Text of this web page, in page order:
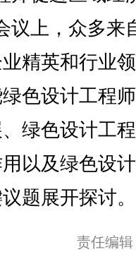
议上，众多来
精英和行业
色设计工程
绿色设计工
以及绿色设
题展开探讨
责任编